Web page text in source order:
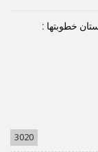
خطوبتها :
3020